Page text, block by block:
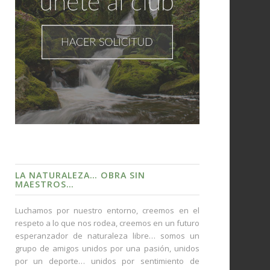
LA NATURALEZA… OBRA SIN
MAESTROS…
Luchamos por nuestro entorno, creemos en el
respeto a lo que nos rodea, creemos en un futuro
esperanzador de naturaleza libre… somos un
grupo de amigos unidos por una pasión, unidos
por un deporte… unidos por sentimiento de